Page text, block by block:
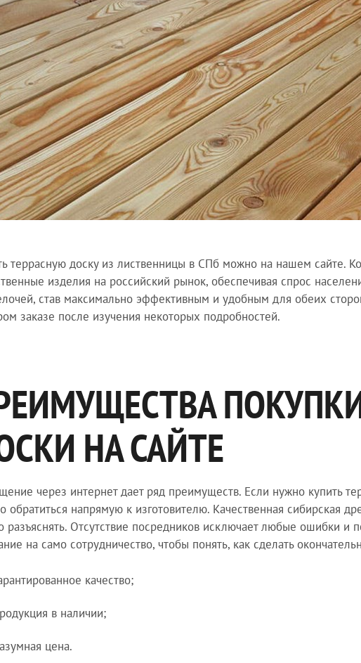
террасную доску из лиственницы в СПб можно на нашем сайте.
изделия на российский рынок, обеспечивая спрос
став максимально эффективным и удобным для обеих
заказе после изучения некоторых подробностей.
НА САЙТЕ
через интернет дает ряд преимуществ. Если нужно купить
обратиться напрямую к изготовителю. Качественная сибирская
разъяснять. Отсутствие посредников исключает любые ошибки и
на само сотрудничество, чтобы понять, как сделать
качество;
в наличии;
цена.